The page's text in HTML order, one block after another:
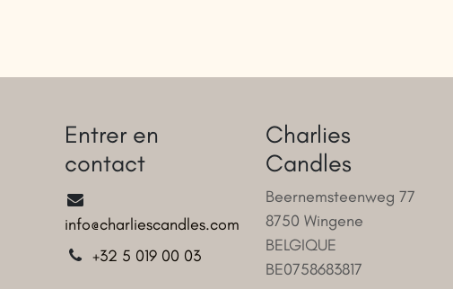
Entrer en
contact
info@charliescandles.com
+32 5 019 00 03
Charlies
Candles
Beernemsteenweg 77
8750 Wingene
BELGIQUE
BE0758683817